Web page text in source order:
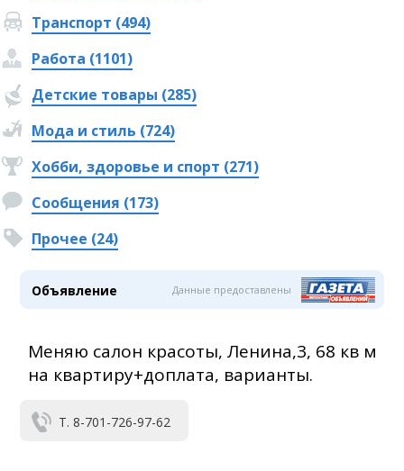
Транспорт (494)
Работа (1101)
Детские товары (285)
Мода и стиль (724)
Хобби, здоровье и спорт (271)
Сообщения (173)
Прочее (24)
Объявление Данные предоставлены
Меняю салон красоты, Ленина,3, 68 кв м
на квартиру+доплата, варианты.
Т. 8-701-726-97-62